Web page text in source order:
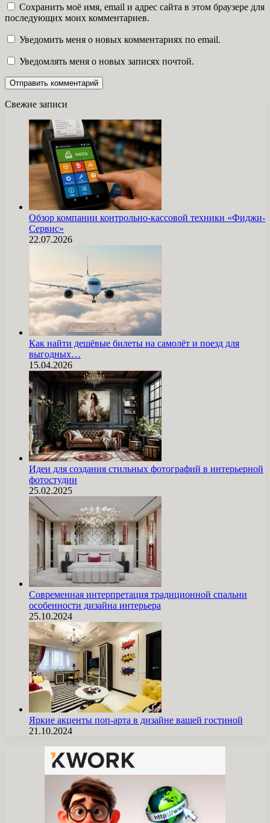
Сохранить моё имя, email и адрес сайта в этом браузере для
последующих моих комментариев.
Уведомить меня о новых комментариях по email.
Уведомлять меня о новых записях почтой.
Свежие записи
Обзор компании контрольно-кассовой техники «Фиджи-
Сервис»
22.07.2026
Как найти дешёвые билеты на самолёт и поезд для
выгодных…
15.04.2026
Идеи для создания стильных фотографий в интерьерной
фотостудии
25.02.2025
Современная интерпретация традиционной спальни
особенности дизайна интерьера
25.10.2024
Яркие акценты поп-арта в дизайне вашей гостиной
21.10.2024